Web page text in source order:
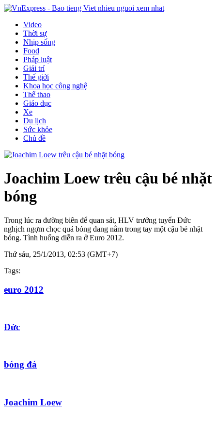
Video
Thời sự
Nhịp sống
Food
Pháp luật
Giải trí
Thế giới
Khoa học công nghệ
Thể thao
Giáo dục
Xe
Du lịch
Sức khỏe
Chủ đề
Joachim Loew trêu cậu bé nhặt
bóng
Trong lúc ra đường biên để quan sát, HLV trưởng tuyển Đức
nghịch ngợm chọc quả bóng đang nằm trong tay một cậu bé nhặt
bóng. Tình huống diễn ra ở Euro 2012.
Thứ sáu, 25/1/2013, 02:53 (GMT+7)
Tags:
euro 2012
Đức
bóng đá
Joachim Loew